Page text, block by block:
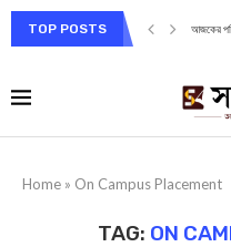
TOP POSTS আজকের
Home » On Campus Placement
TAG: ON